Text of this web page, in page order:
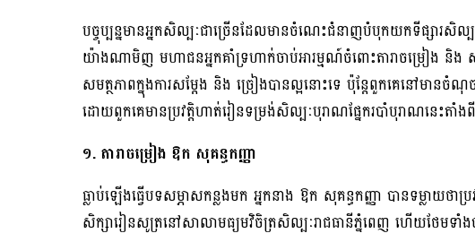
បច្ចុប្បន្នមានអ្នកសិល្បៈជាច្រើនដែលមានចំណេះជំនាញបំបុកយកទីផ្សារសិ
យ៉ាងណាមិញ មហាជនអ្នកគាំទ្រហាក់ចាប់អារម្មណ៍ចំពោះតារាចម្រៀង និង
សមត្ថភាពក្នុងការសម្តែង និង ច្រៀងបានល្អនោះទេ ប៉ុន្តែពួកគេនៅមាន
ដោយពួកគេមានប្រវត្តិហាត់រៀនទម្រង់សិល្បៈបុរាណផ្នែករបាំបុរាណនេះត
១. តារាចម្រៀង ឱក សុគន្ធកញ្ញា
ធ្លាប់ឡើងធ្វើបទសម្ភាសកន្លងមក អ្នកនាង ឱក សុគន្ធកញ្ញា បានទម្លាយថា
សិក្សារៀនសូត្រនៅសាលាមធ្យមវិចិត្រសិល្បៈរាជធានីភ្នំពេញ ហើយថែមទាំ